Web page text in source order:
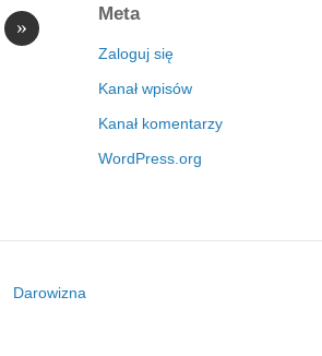
»
Meta
Zaloguj się
Kanał wpisów
Kanał komentarzy
WordPress.org
Darowizna